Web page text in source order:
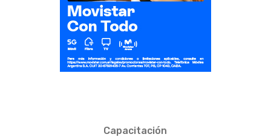
Capacitación